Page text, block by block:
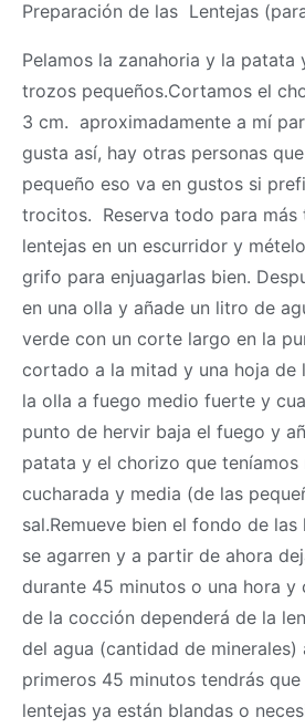
Preparación de las Lentejas
Pelamos la zanahoria y la patata
trozos pequeños.Cortamos el
3 cm. aproximadamente a mí
gusta así, hay otras personas
pequeño eso va en gustos si
trocitos. Reserva todo para más
lentejas en un escurridor y
grifo para enjuagarlas bien.
en una olla y añade un litro de
verde con un corte largo en la
cortado a la mitad y una hoja de
la olla a fuego medio fuerte y
punto de hervir baja el fuego y
patata y el chorizo que teníamos
cucharada y media (de las
sal.Remueve bien el fondo de
se agarren y a partir de ahora
durante 45 minutos o una hora y
de la cocción dependerá de la
del agua (cantidad de
primeros 45 minutos tendrás
lentejas ya están blandas o